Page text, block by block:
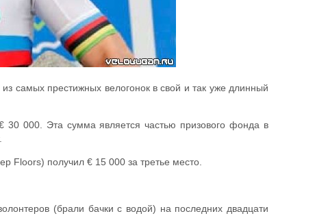
самых престижных велогонок в свой и так уже длинный
30 000. Эта сумма является частью призового фонда в
Floors) получил € 15 000 за третье место.
(брали бачки с водой) на последних двадцати